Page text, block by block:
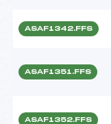
ASAF1342.FFS
ASAF1351.FFS
ASAF1352.FFS